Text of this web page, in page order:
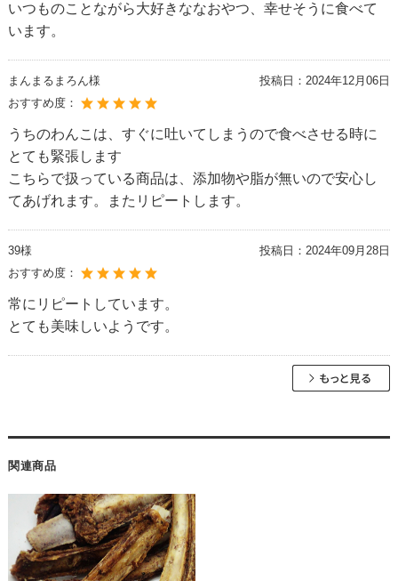
いつものことながら大好きななおやつ、幸せそうに食べて
います。
まんまるまろん様 投稿日： 2024年12月06日
おすすめ度：
うちのわんこは、すぐに吐いてしまうので食べさせる時に
とても緊張します
こちらで扱っている商品は、添加物や脂が無いので安心し
てあげれます。またリピートします。
39様 投稿日： 2024年09月28日
おすすめ度：
常にリピートしています。
とても美味しいようです。
関連商品